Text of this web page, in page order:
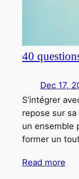
40
Dec 17,
S’intégrer
repose sur
un ensemble
former un
Read more